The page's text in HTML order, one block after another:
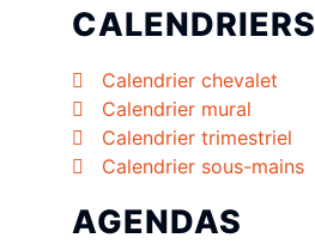
CALENDRIERS
Calendrier chevalet
Calendrier mural
Calendrier trimestriel
Calendrier sous-mains
AGENDAS